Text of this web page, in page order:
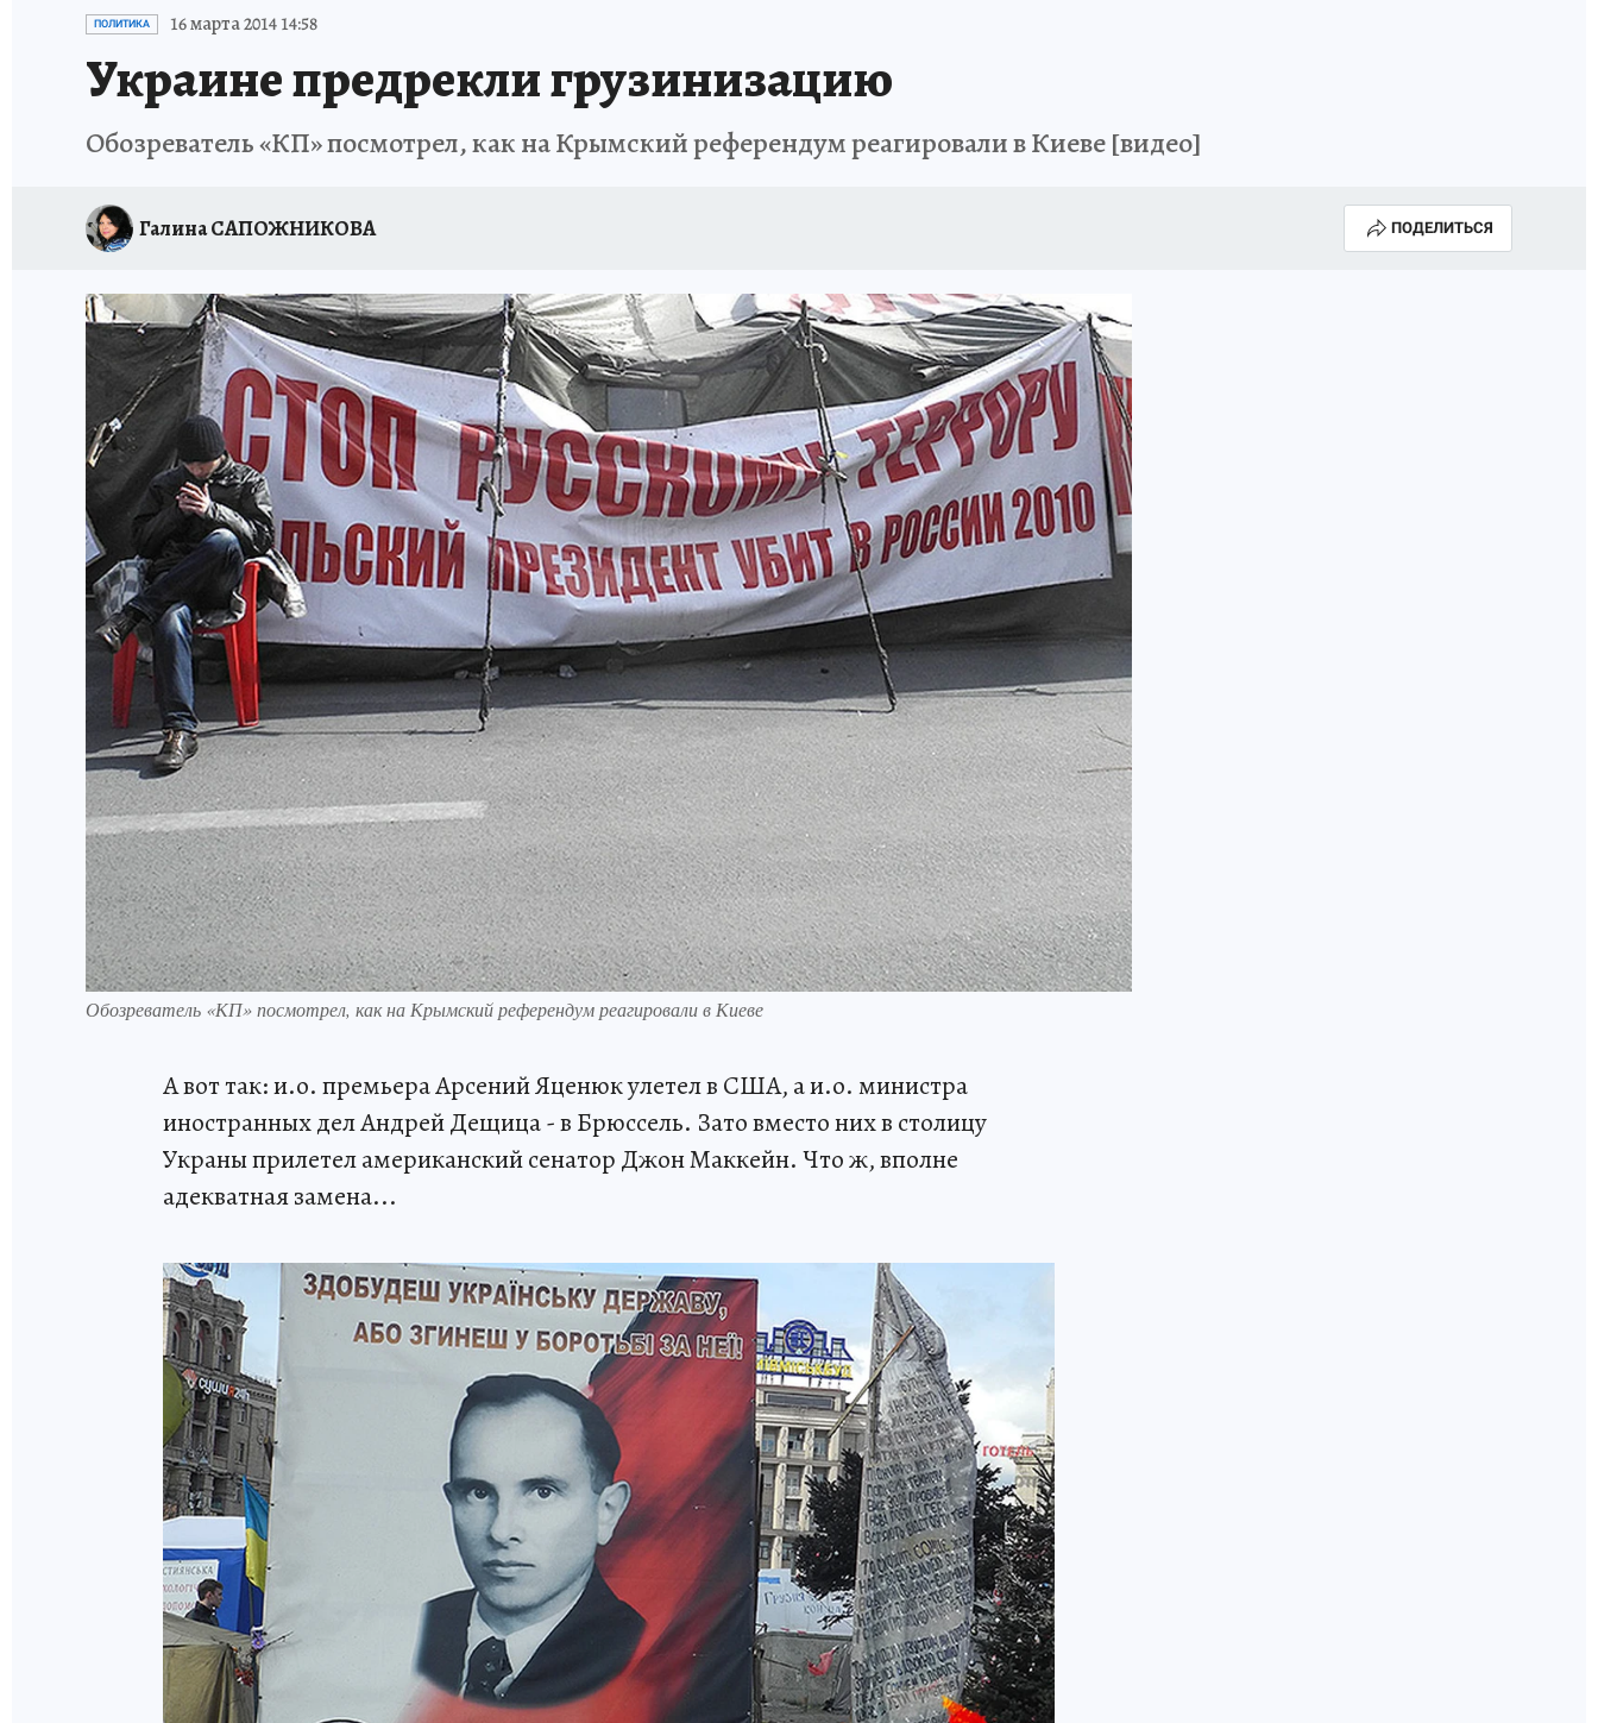
ИСПЫТАНО НА СЕБЕ
ПОЛИТИКА 16 марта 2014 14:58
Украине предрекли грузинизацию
Обозреватель «КП» посмотрел, как на Крымский референдум реагировали в Киеве [видео]
Галина САПОЖНИКОВА ПОДЕЛИТЬСЯ
Обозреватель «КП» посмотрел, как на Крымский референдум реагировали в Киеве
А вот так: и.о. премьера Арсений Яценюк улетел в США, а и.о. министра
иностранных дел Андрей Дещица - в Брюссель. Зато вместо них в столицу
Украны прилетел американский сенатор Джон Маккейн. Что ж, вполне
адекватная замена...